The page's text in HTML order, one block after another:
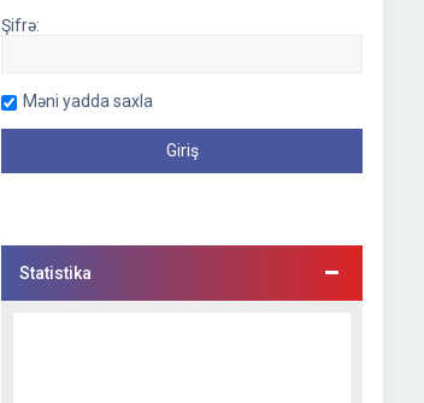
Şifrə:
Məni yadda saxla
Statistika